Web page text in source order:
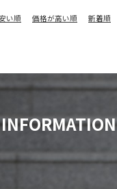
い順 価格が高い順 新着順